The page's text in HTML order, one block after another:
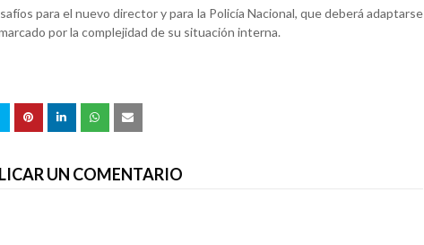
para el nuevo director y para la Policía Nacional, que deberá adaptarse
por la complejidad de su situación interna.
UN COMENTARIO